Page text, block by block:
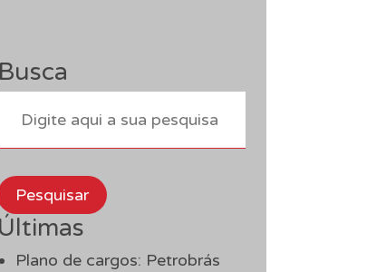
Busca
Pesquisar
Últimas
Plano de cargos: Petrobrás